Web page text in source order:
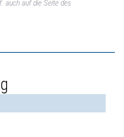
auch auf die Seite des